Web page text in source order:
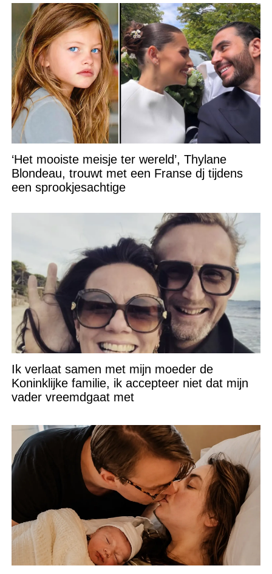
‘Het mooiste meisje ter wereld’, Thylane
Blondeau, trouwt met een Franse dj tijdens
een sprookjesachtige
Ik verlaat samen met mijn moeder de
Koninklijke familie, ik accepteer niet dat mijn
vader vreemdgaat met